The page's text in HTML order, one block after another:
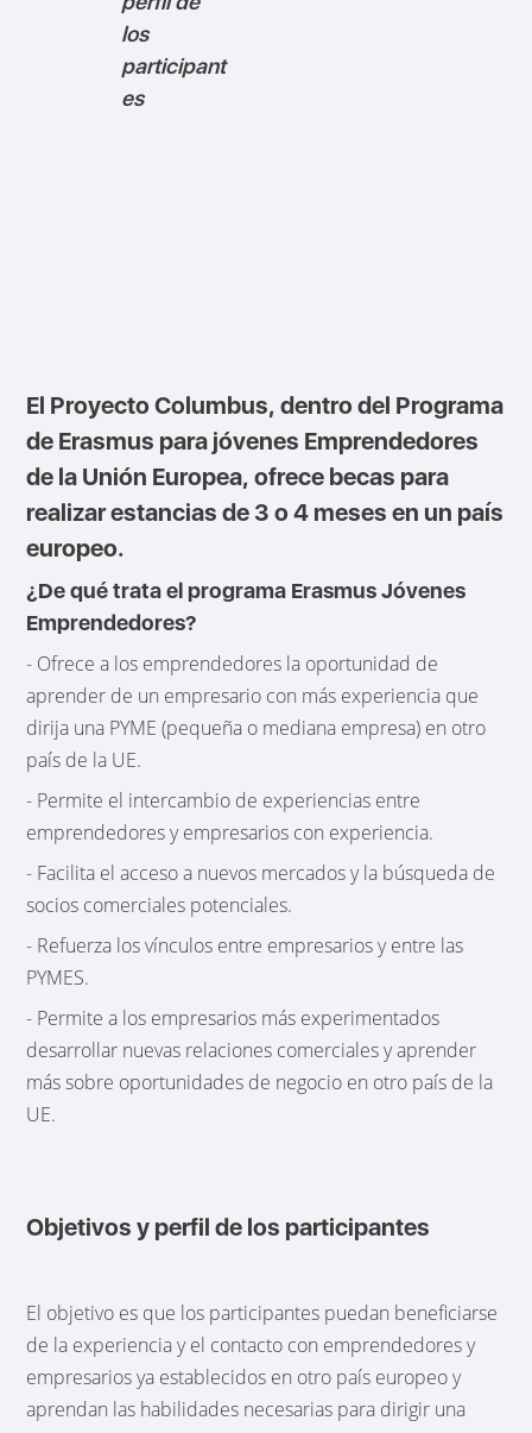
los
participant
es
El Proyecto Columbus, dentro del Programa
de Erasmus para jóvenes Emprendedores
de la Unión Europea, ofrece becas para
realizar estancias de 3 o 4 meses en un país
europeo.
¿De qué trata el programa Erasmus Jóvenes
Emprendedores?
- Ofrece a los emprendedores la oportunidad de
aprender de un empresario con más experiencia que
dirija una PYME (pequeña o mediana empresa) en otro
país de la UE.
- Permite el intercambio de experiencias entre
emprendedores y empresarios con experiencia.
- Facilita el acceso a nuevos mercados y la búsqueda de
socios comerciales potenciales.
- Refuerza los vínculos entre empresarios y entre las
PYMES.
- Permite a los empresarios más experimentados
desarrollar nuevas relaciones comerciales y aprender
más sobre oportunidades de negocio en otro país de la
UE.
Objetivos y perfil de los participantes
El objetivo es que los participantes puedan beneficiarse
de la experiencia y el contacto con emprendedores y
empresarios ya establecidos en otro país europeo y
aprendan las habilidades necesarias para dirigir una